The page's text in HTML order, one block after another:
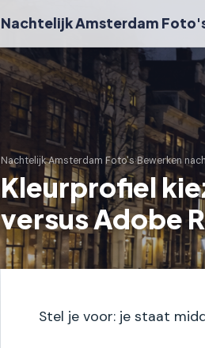
Nachtelijk Amsterdam
Nachtelijk Amsterdam Foto's›Bewerken
Kleurprofiel
versus Adobe
Stel je voor: je staat